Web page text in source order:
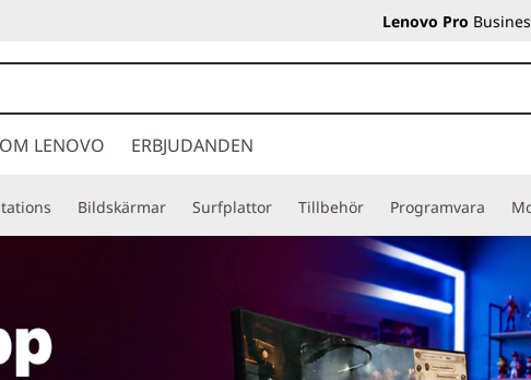
Lenovo Pro
OM LENOVO ERBJUDANDEN
Bildskärmar Surfplattor Tillbehör Programvara